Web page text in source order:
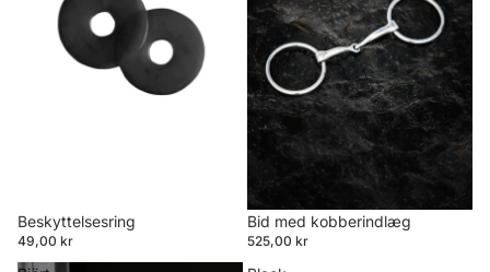
Beskyttelsesring
49,00 kr
Bid med kobberindlæg
525,00 kr